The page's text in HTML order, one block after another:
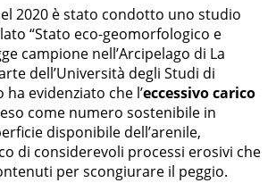
2020 è stato condotto uno studio
“Stato eco-geomorfologico e
campione nell’Arcipelago di La
dell’Università degli Studi di
ha evidenziato che l’eccessivo carico
come numero sostenibile in
disponibile dell’arenile,
di considerevoli processi erosivi che
per scongiurare il peggio.